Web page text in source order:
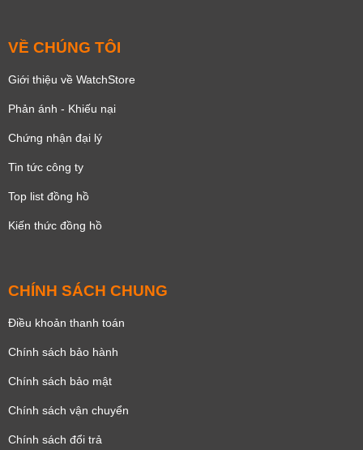
VỀ CHÚNG TÔI
Giới thiệu về WatchStore
Phản ánh - Khiếu nại
Chứng nhận đại lý
Tin tức công ty
Top list đồng hồ
Kiến thức đồng hồ
CHÍNH SÁCH CHUNG
Điều khoản thanh toán
Chính sách bảo hành
Chính sách bảo mật
Chính sách vận chuyển
Chính sách đổi trả